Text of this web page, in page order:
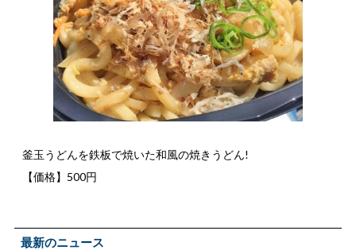
釜玉うどんを鉄板で焼いた和風の焼きうどん!
【価格】500円
最新のニュース